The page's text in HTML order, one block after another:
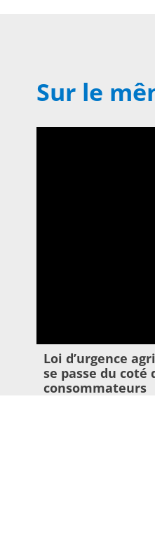
Sur le
Loi d’urgence
se passe du coté
consommateurs